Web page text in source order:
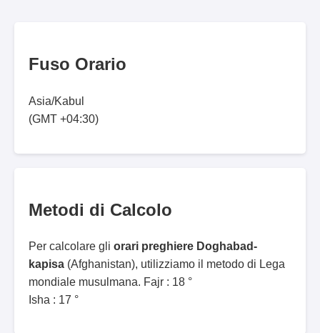
Fuso Orario
Asia/Kabul
(GMT +04:30)
Metodi di Calcolo
Per calcolare gli orari preghiere Doghabad-
kapisa (Afghanistan), utilizziamo il metodo di Lega
mondiale musulmana. Fajr : 18 °
Isha : 17 °